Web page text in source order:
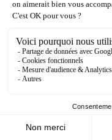
VALIDITÉ DE
Ce forfait